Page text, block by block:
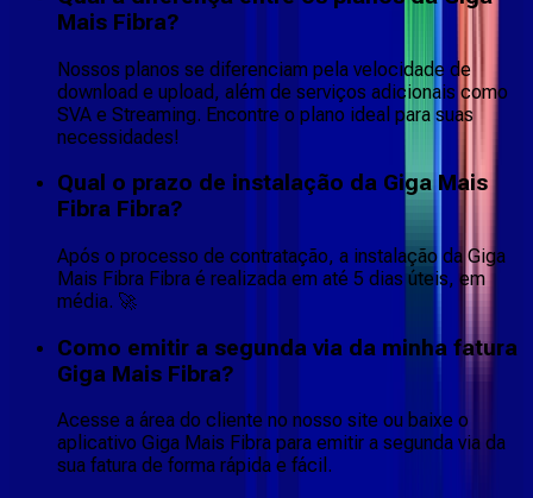
Mais Fibra?
Nossos planos se diferenciam pela velocidade de
download e upload, além de serviços adicionais como
SVA e Streaming. Encontre o plano ideal para suas
necessidades!
Qual o prazo de instalação da Giga Mais
Fibra Fibra?
Após o processo de contratação, a instalação da Giga
Mais Fibra Fibra é realizada em até 5 dias úteis, em
média. 🚀
Como emitir a segunda via da minha fatura
Giga Mais Fibra?
Acesse a área do cliente no nosso site ou baixe o
aplicativo Giga Mais Fibra para emitir a segunda via da
sua fatura de forma rápida e fácil.